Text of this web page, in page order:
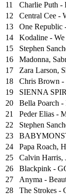
11
Charlie Puth -
12
Central Cee -
13
One Republic
14
Kodaline -
15
Stephen
16
Madonna,
17
Zara Larson,
18
Chris Brown -
19
SIENNA
20
Bella Poarch -
21
Peder Elias -
22
Stephen
23
24
Papa Roach,
25
⁠Calvin Harris,
26
Blackpink -
27
Anyma -
28
The Strokes -